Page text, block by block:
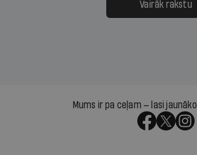
kas jāpārskaita jau trīs dienas
pirms nākamās sapulces
Vairāk rakstu
Mums ir pa ceļam — lasi